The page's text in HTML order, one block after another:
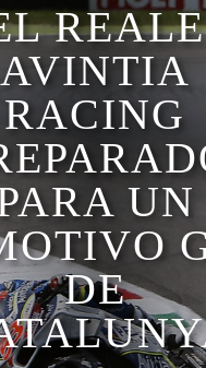
MOTOE
MOTO3
LUCA MARINI
ENEA BASTIANINI
ANTONELLI
CARLOS TATAY
REALE
AVINTIA
RACING
UN
DE